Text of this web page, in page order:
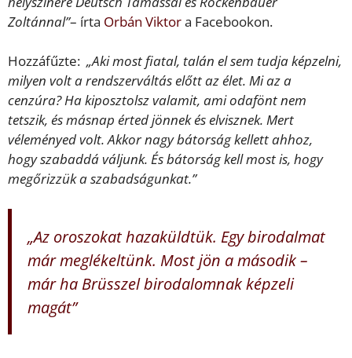
Zoltánnal”– írta Orbán Viktora Facebookon.
Hozzáfűzte: „Aki most fiatal, talán el sem tudja képzelni,
milyen volt a rendszerváltás előtt az élet. Mi az a
cenzúra? Ha kiposztolsz valamit, ami odafönt nem
tetszik, és másnap érted jönnek és elvisznek. Mert
véleményed volt. Akkor nagy bátorság kellett ahhoz,
hogy szabaddá váljunk. És bátorság kell most is, hogy
megőrizzük a szabadságunkat.”
„Az oroszokat hazaküldtük. Egy birodalmat
már meglékeltünk. Most jön a második –
már ha Brüsszel birodalomnak képzeli
magát”